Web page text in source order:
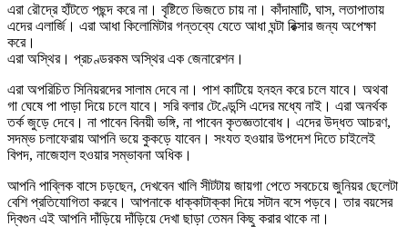
এরা রৌদ্রে হাঁটতে পছন্দ করে না। বৃষ্টিতে ভিজতে চায় না। কাঁদামাটি, ঘাস, লতাপাতায়
এদের এলার্জি। এরা আধা কিলোমিটার গন্তব্যে যেতে আধা ঘন্টা রিক্সার জন্য অপেক্ষা
করে।
এরা অস্থির। প্রচণ্ডরকম অস্থির এক জেনারেশন।
এরা অপরিচিত সিনিয়রদের সালাম দেবে না। পাশ কাটিয়ে হনহন করে চলে যাবে। অথবা
গা ঘেষে পা পাড়া দিয়ে চলে যাবে। সরি বলার টেণ্ডেন্সি এদের মধ্যে নাই। এরা অনর্থক
তর্ক জুড়ে দেবে। না পাবেন বিনয়ী ভঙ্গি, না পাবেন কৃতজ্ঞতাবোধ। এদের উদ্ধত আচরণ,
সদম্ভ চলাফেরায় আপনি ভয়ে কুকড়ে যাবেন। সংযত হওয়ার উপদেশ দিতে চাইলেই
বিপদ, নাজেহাল হওয়ার সম্ভাবনা অধিক।
আপনি পাব্লিক বাসে চড়ছেন, দেখবেন খালি সীটটায় জায়গা পেতে সবচেয়ে জুনিয়র ছেলেটা
বেশি প্রতিযোগিতা করবে। আপনাকে ধাক্কাটাক্কা দিয়ে সটান বসে পড়বে। তার বয়সের
দ্বিগুন এই আপনি দাঁড়িয়ে দাঁড়িয়ে দেখা ছাড়া তেমন কিছু করার থাকে না।